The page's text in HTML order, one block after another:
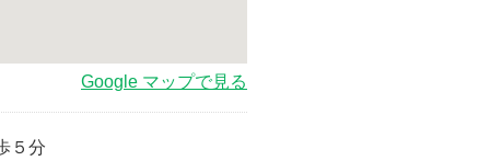
Google マップで見る
５分